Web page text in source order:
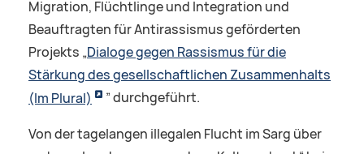
Migration, Flüchtlinge und Integration und
Beauftragten für Antirassismus geförderten
Projekts „Dialoge gegen Rassismus für die
Stärkung des gesellschaftlichen Zusammenhalts
(Im Plural)
” durchgeführt.
Von der tagelangen illegalen Flucht im Sarg über